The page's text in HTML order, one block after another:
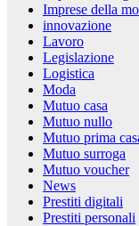
Imprese della
innovazione
Lavoro
Legislazione
Logistica
Moda
Mutuo casa
Mutuo nullo
Mutuo prima
Mutuo surroga
Mutuo voucher
News
Prestiti digitali
Prestiti personali